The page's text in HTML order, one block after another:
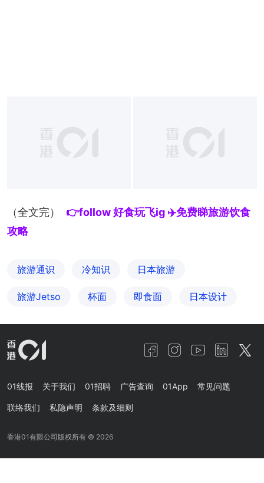
（全文完）
👉follow 好食玩飞ig ✈️免费睇旅游饮食
攻略
旅游通识 冷知识 日本旅游
旅游Jetso 杯面 即食面 日本设计
01线报 关于我们 01招聘 广告查询 01App 常见问题
联络我们 私隐声明 条款及细则
香港01有限公司版权所有 © 2026